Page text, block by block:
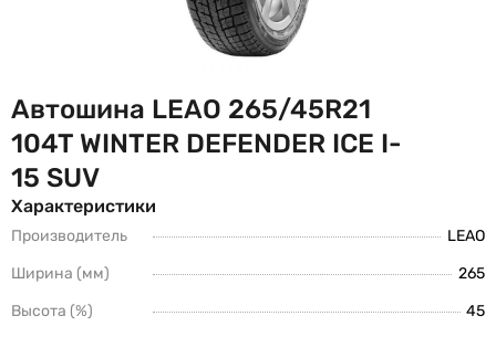
Автошина LEAO 265/45R21
104T WINTER DEFENDER ICE I-
15 SUV
Характеристики
Производитель
LEAO
Ширина (мм)
265
Высота (%)
45